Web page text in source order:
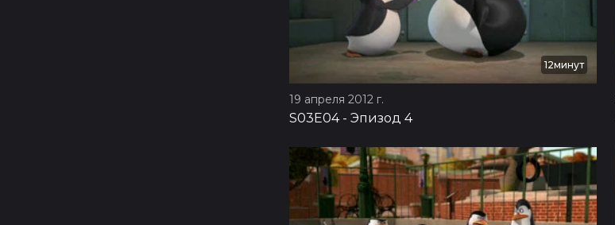
12минут
19 апреля 2012 г.
S03E04- Эпизод 4